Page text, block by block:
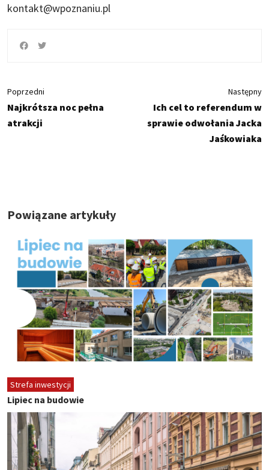
kontakt@wpoznaniu.pl
Poprzedni
Najkrótsza noc pełna
atrakcji
Następny
Ich cel to referendum w
sprawie odwołania Jacka
Jaśkowiaka
Powiązane artykuły
Strefa inwestycji
Lipiec na budowie